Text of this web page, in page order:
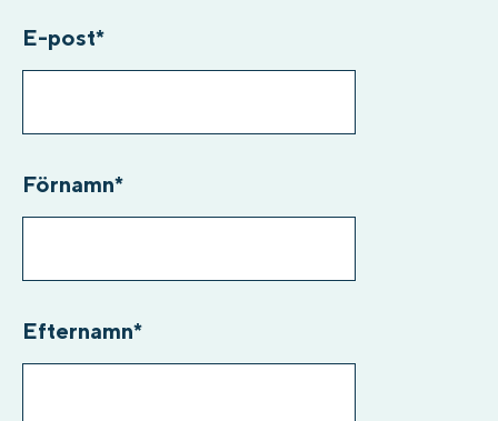
E-post*
Förnamn*
Efternamn*